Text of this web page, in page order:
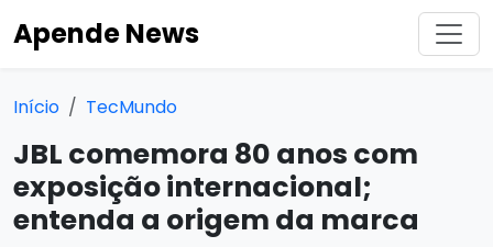
Apende News
Início TecMundo
JBL comemora 80 anos com
exposição internacional;
entenda a origem da marca